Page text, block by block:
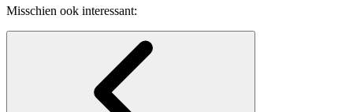
Misschien ook interessant: